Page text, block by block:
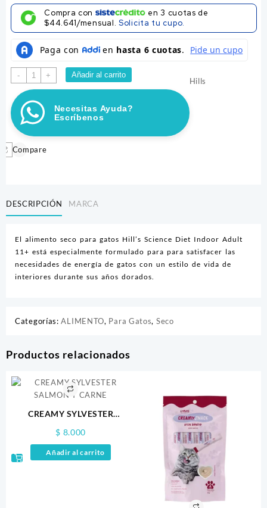
Compra con en 3 cuotas de
$44.641/mensual.Solicita tu cupo.
-
HILLS
FELINO
INDOOR
11+4LB
cantidad
+ Añadir al carrito
Necesitas Ayuda?
Escríbenos
Compare
Hills
DESCRIPCIÓN MARCA
El alimento seco para gatos Hill’s Science Diet Indoor Adult
11+ está especialmente formulado para para satisfacer las
necesidades de energía de gatos con un estilo de vida de
interiores durante sus años dorados.
Categorías:ALIMENTO, Para Gatos, Seco
Productos relacionados
CREAMY SYLVESTER
$ 8.000
Añadir al carrito